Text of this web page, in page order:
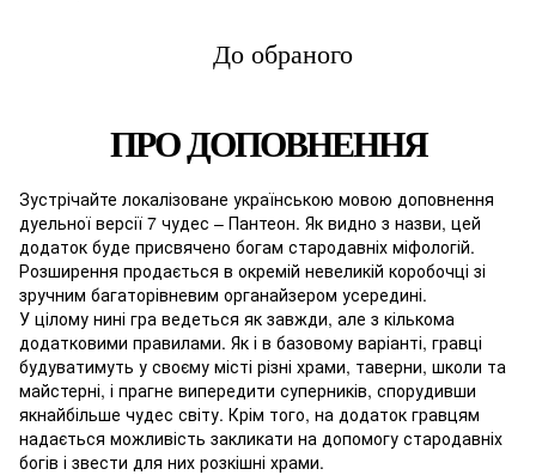
До обраного
ПРО ДОПОВНЕННЯ
Зустрічайте локалізоване українською мовою доповнення
дуельної версії 7 чудес – Пантеон. Як видно з назви, цей
додаток буде присвячено богам стародавніх міфологій.
Розширення продається в окремій невеликій коробочці зі
зручним багаторівневим органайзером усередині.
У цілому нині гра ведеться як завжди, але з кількома
додатковими правилами. Як і в базовому варіанті, гравці
будуватимуть у своєму місті різні храми, таверни, школи та
майстерні, і прагне випередити суперників, спорудивши
якнайбільше чудес світу. Крім того, на додаток гравцям
надається можливість закликати на допомогу стародавніх
богів і звести для них розкішні храми.